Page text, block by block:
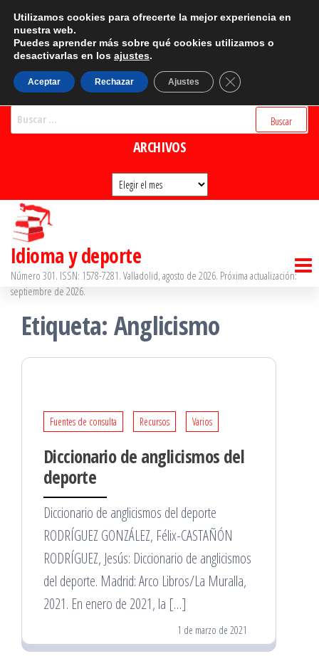
Saltar
contenido
CATEGORÍAS
Categorías
BUSCADOR
ARCHIVOS
Archivos
Idioma y deporte
Número 301. ISSN: 1578-7281. Valladolid, agosto de 2026. Próxima actualización:
septiembre de 2026.
Etiqueta: Anglicismo
Fuentes de consulta Recursos Varios
Diccionario de anglicismos del
deporte
Diccionario de anglicismos del deporte
RODRÍGUEZ GONZÁLEZ, Félix-CASTAÑÓN
RODRÍGUEZ, Jesús: Diccionario de anglicismos
del deporte. Madrid: Arco Libros/La Muralla,
2021. En enero de 2021, la […]
1 de marzo de 2021
Utilizamos cookies para ofrecerte la mejor experiencia en
nuestra web.
Puedes aprender más sobre qué cookies utilizamos o
desactivarlas en los ajustes.
Aceptar Rechazar Ajustes Cerrar el banner